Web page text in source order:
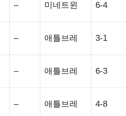
– 미네트윈 6-4
– 애틀브레 3-1
– 애틀브레 6-3
– 애틀브레 4-8